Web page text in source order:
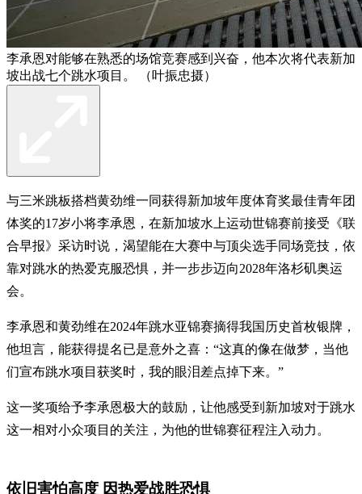
李承恩对能够在熟悉的场馆竞赛感到兴奋，他本次将代表新加
坡出战七个跳水项目。 （叶振忠摄）
与三米跳板搭档黄劲维一同获得新加坡年度体育奖最佳青年团
体奖的17岁小将李承恩，在新加坡水上运动世锦赛前接受《联
合早报》采访时说，渴望能在大赛中与顶尖选手同场竞技，依
靠对跳水的热爱克服恐惧，并一步步迈向2028年洛杉矶奥运
会。
李承恩和黄劲维在2024年跳水亚锦赛摘得我国历史首枚银牌，
他坦言，能获得提名已是意外之喜：“这真的像在做梦，当他
们宣布跳水项目获奖时，我的眼泪差点掉下来。”
这一奖项给予李承恩极大的鼓励，让他感受到新加坡对于跳水
这一相对小众项目的关注，为他的世锦赛征程注入动力。
依旧害怕高度 因热爱战胜恐惧